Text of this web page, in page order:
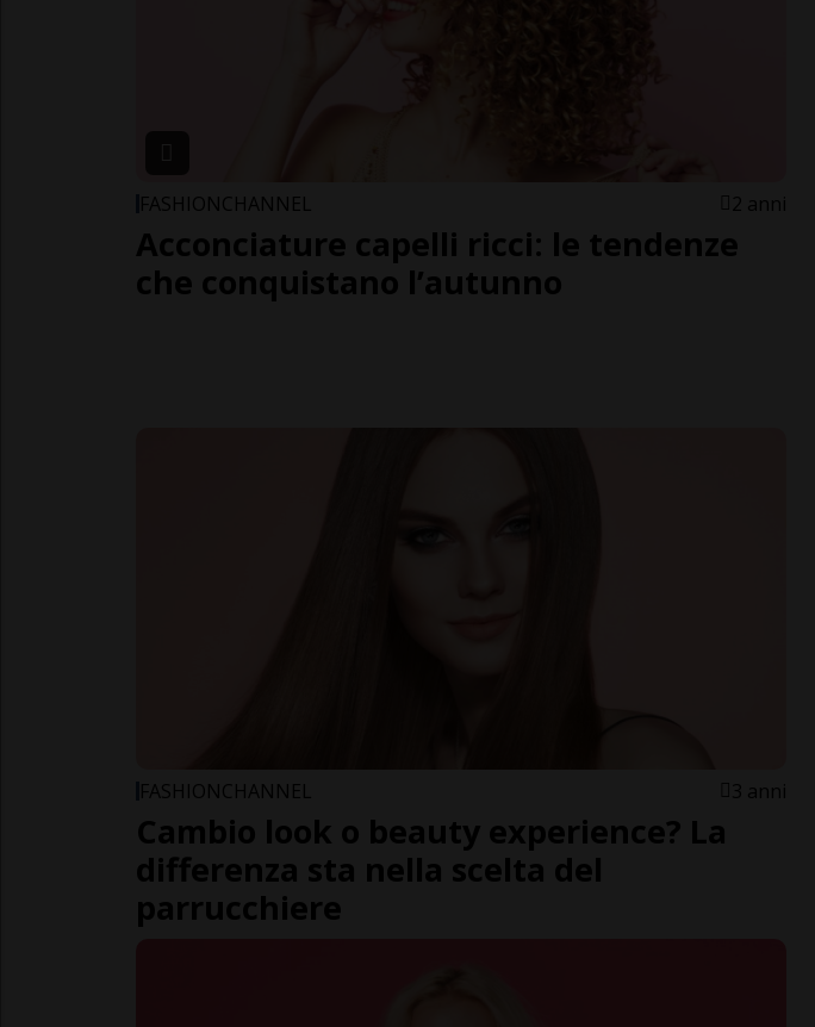
FASHIONCHANNEL 2 anni
Acconciature capelli ricci: le tendenze
che conquistano l’autunno
FASHIONCHANNEL 3 anni
Cambio look o beauty experience? La
differenza sta nella scelta del
parrucchiere